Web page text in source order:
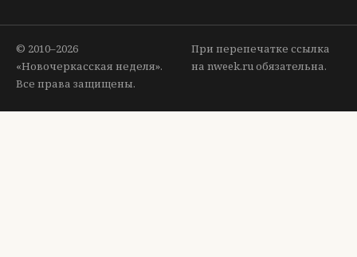
© 2010–2026
«Новочеркасская неделя».
Все права защищены.
При перепечатке ссылка
на nweek.ru обязательна.